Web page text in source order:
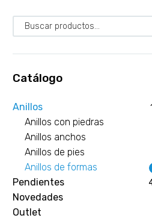
Catálogo
Anillos
Anillos con piedras
Anillos anchos
Anillos de pies
Anillos de formas
Pendientes
Novedades
Outlet